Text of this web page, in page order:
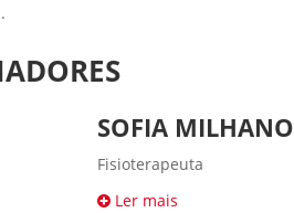
SOFIA MILHANO
Fisioterapeuta
Ler mais